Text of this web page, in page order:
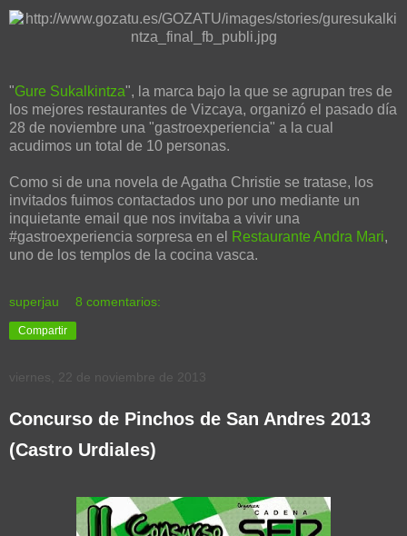
"Gure Sukalkintza", la marca bajo la que se agrupan tres de
los mejores restaurantes de Vizcaya, organizó el pasado día
28 de noviembre una "gastroexperiencia" a la cual
acudimos un total de 10 personas.
Como si de una novela de Agatha Christie se tratase, los
invitados fuimos contactados uno por uno mediante un
inquietante email que nos invitaba a vivir una
#gastroexperiencia sorpresa en el
Restaurante Andra Mari,
uno de los templos de la cocina vasca.
superjau 8 comentarios:
Compartir
viernes, 22 de noviembre de 2013
Concurso de Pinchos de San Andres 2013
(Castro Urdiales)